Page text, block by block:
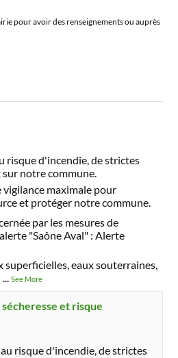
pour avoir des renseignements ou auprès
risque d'incendie, de strictes
notre commune.
vigilance maximale pour
et protéger notre commune.
par les mesures de
"Saône Aval" : Alerte
superficielles, eaux souterraines,
...See More
et risque
au risque d'incendie, de strictes